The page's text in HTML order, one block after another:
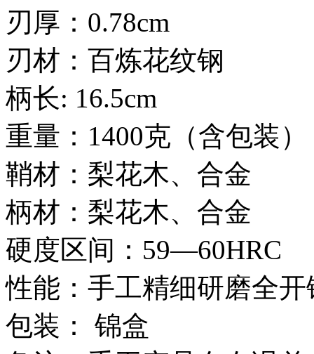
刃厚：0.78cm
刃材：百炼花纹钢
柄长: 16.5cm
重量：1400克（含包装）
鞘材：梨花木、合金
柄材：梨花木、合金
硬度区间：59—60HRC
性能：手工精细研磨全
包装： 锦盒